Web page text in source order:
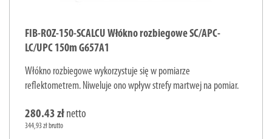
FIB-ROZ-150-SCALCU Włókno rozbiegowe SC/APC-
LC/UPC 150m G657A1
Włókno rozbiegowe wykorzystuje się w pomiarze
reflektometrem. Niweluje ono wpływ strefy martwej na pomiar.
280.43 zł netto
344,93 zł brutto